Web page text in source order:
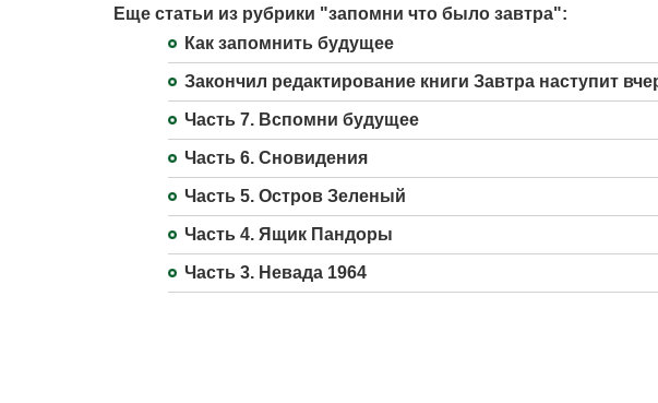
Еще статьи из рубрики "запомни что было завтра":
Как запомнить будущее
Закончил редактирование книги Завтра наступит
Часть 7. Вспомни будущее
Часть 6. Сновидения
Часть 5. Остров Зеленый
Часть 4. Ящик Пандоры
Часть 3. Невада 1964